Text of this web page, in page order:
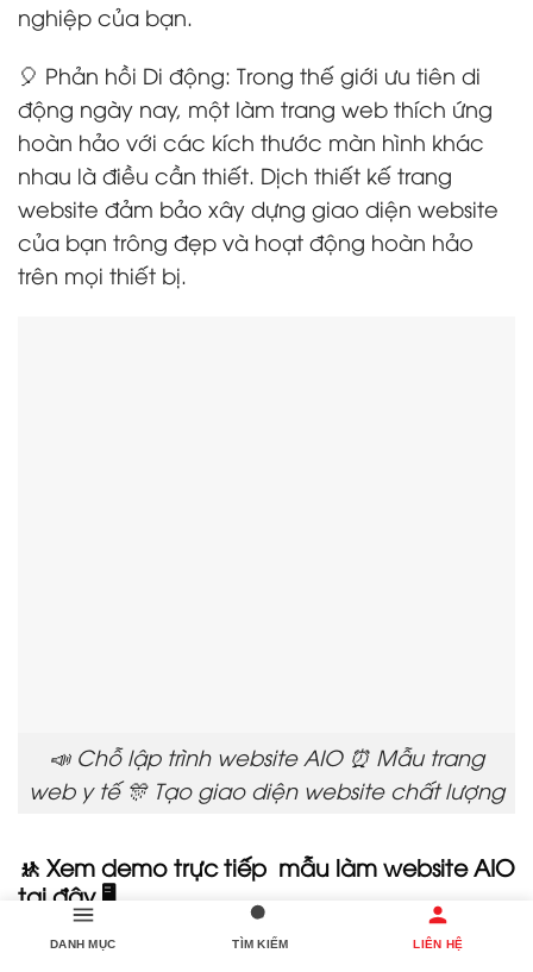
nghiệp của bạn.
🎈 Phản hồi Di động: Trong thế giới ưu tiên di
động ngày nay, một làm trang web thích ứng
hoàn hảo với các kích thước màn hình khác
nhau là điều cần thiết. Dịch thiết kế trang
website đảm bảo xây dựng giao diện website
của bạn trông đẹp và hoạt động hoàn hảo
trên mọi thiết bị.
📣 Chỗ lập trình website AIO ⏰ Mẫu trang
web y tế 🎊 Tạo giao diện website chất lượng
🚸 Xem demo trực tiếp mẫu làm website AIO
tại đây 🖥️
DANH MỤC TÌM KIẾM LIÊN HỆ